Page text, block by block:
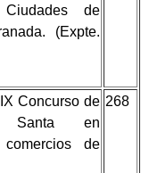
de
(Expte.
Concurso de
Santa en
de
268